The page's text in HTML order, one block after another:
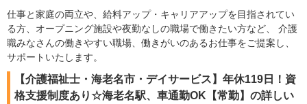
仕事と家庭の両立や、給料アップ・キャリアアップを目指されてい
る方、オープニング施設や夜勤なしの職場で働きたい方など、 介護
職みなさんの働きやすい職場、働きがいのあるお仕事をご提案し、
サポートいたします。
【介護福祉士・海老名市・デイサービス】年休119日！資
格支援制度あり☆海老名駅、車通勤OK【常勤】の詳しい